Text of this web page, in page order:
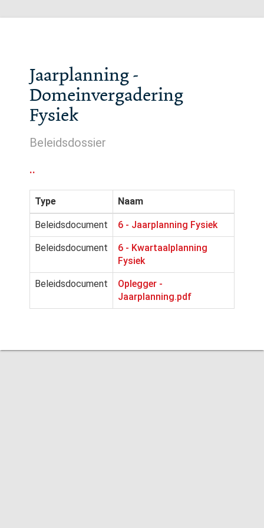
Jaarplanning -
Domeinvergadering
Fysiek
Beleidsdossier
..
Type Naam
Beleidsdocument 6 - Jaarplanning Fysiek
Beleidsdocument
6 - Kwartaalplanning
Fysiek
Beleidsdocument
Oplegger -
Jaarplanning.pdf